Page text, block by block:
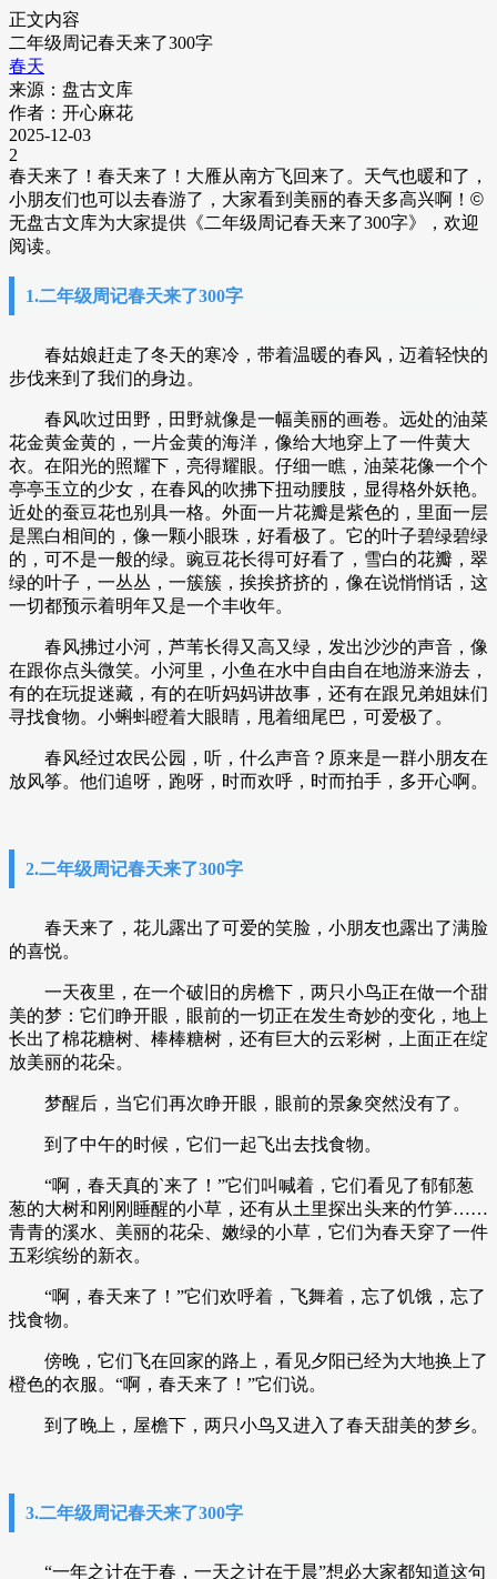
正文内容
二年级周记春天来了300字
春天
来源：盘古文库
作者：开心麻花
2025-12-03
2
春天来了！春天来了！大雁从南方飞回来了。天气也暖和了，
小朋友们也可以去春游了，大家看到美丽的春天多高兴啊！ ©
无盘古文库为大家提供《二年级周记春天来了300字》，欢迎
阅读。
1.二年级周记春天来了300字
春姑娘赶走了冬天的寒冷，带着温暖的春风，迈着轻快的
步伐来到了我们的身边。
春风吹过田野，田野就像是一幅美丽的画卷。远处的油菜
花金黄金黄的，一片金黄的海洋，像给大地穿上了一件黄大
衣。在阳光的照耀下，亮得耀眼。仔细一瞧，油菜花像一个个
亭亭玉立的少女，在春风的吹拂下扭动腰肢，显得格外妖艳。
近处的蚕豆花也别具一格。外面一片花瓣是紫色的，里面一层
是黑白相间的，像一颗小眼珠，好看极了。它的叶子碧绿碧绿
的，可不是一般的绿。豌豆花长得可好看了，雪白的花瓣，翠
绿的叶子，一丛丛，一簇簇，挨挨挤挤的，像在说悄悄话，这
一切都预示着明年又是一个丰收年。
春风拂过小河，芦苇长得又高又绿，发出沙沙的声音，像
在跟你点头微笑。小河里，小鱼在水中自由自在地游来游去，
有的在玩捉迷藏，有的在听妈妈讲故事，还有在跟兄弟姐妹们
寻找食物。小蝌蚪瞪着大眼睛，甩着细尾巴，可爱极了。
春风经过农民公园，听，什么声音？原来是一群小朋友在
放风筝。他们追呀，跑呀，时而欢呼，时而拍手，多开心啊。
2.二年级周记春天来了300字
春天来了，花儿露出了可爱的笑脸，小朋友也露出了满脸
的喜悦。
一天夜里，在一个破旧的房檐下，两只小鸟正在做一个甜
美的梦：它们睁开眼，眼前的一切正在发生奇妙的变化，地上
长出了棉花糖树、棒棒糖树，还有巨大的云彩树，上面正在绽
放美丽的花朵。
梦醒后，当它们再次睁开眼，眼前的景象突然没有了。
到了中午的时候，它们一起飞出去找食物。
“啊，春天真的`来了！”它们叫喊着，它们看见了郁郁葱
葱的大树和刚刚睡醒的小草，还有从土里探出头来的竹笋……
青青的溪水、美丽的花朵、嫩绿的小草，它们为春天穿了一件
五彩缤纷的新衣。
“啊，春天来了！”它们欢呼着，飞舞着，忘了饥饿，忘了
找食物。
傍晚，它们飞在回家的路上，看见夕阳已经为大地换上了
橙色的衣服。“啊，春天来了！”它们说。
到了晚上，屋檐下，两只小鸟又进入了春天甜美的梦乡。
3.二年级周记春天来了300字
“一年之计在于春，一天之计在于晨”想必大家都知道这句